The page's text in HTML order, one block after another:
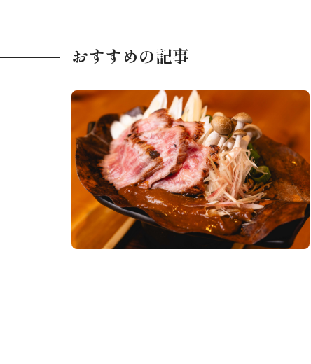
おすすめの記事
【保存版】飛騨高山のご当地グルメを一挙ご紹
介！高級食材からB級グルメまで、美味しい情
報まとめ